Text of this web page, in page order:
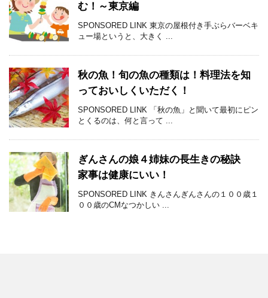
む！～東京編
SPONSORED LINK 東京の屋根付き手ぶらバーベキ
ュー場というと、大きく ...
秋の魚！旬の魚の種類は！料理法を知
っておいしくいただく！
SPONSORED LINK 「秋の魚」と聞いて最初にピン
とくるのは、何と言って ...
ぎんさんの娘４姉妹の長生きの秘訣
家事は健康にいい！
SPONSORED LINK きんさんぎんさんの１００歳１
００歳のCMなつかしい ...